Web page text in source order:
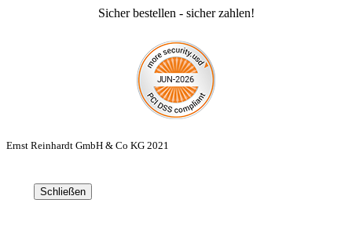
Sicher bestellen - sicher zahlen!
Ernst Reinhardt GmbH & Co KG 2021
Schließen